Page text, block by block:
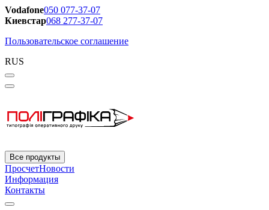
Vodafone050 077-37-07
Киевстар068 277-37-07
Пользовательское соглашение
RUS
Все продукты
ПросчетНовости
Информация
Контакты